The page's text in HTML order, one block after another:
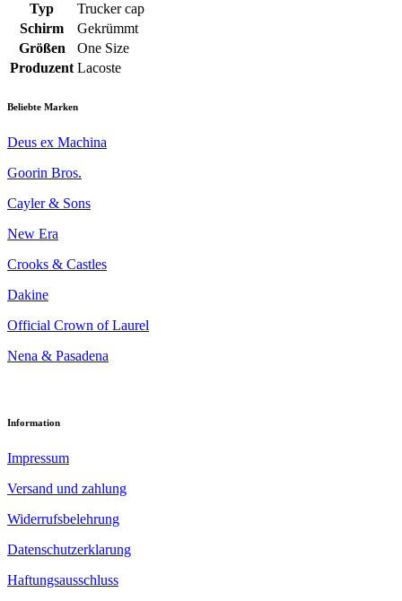
Typ
Trucker cap
Schirm
Gekrümmt
Größen
One Size
Produzent Lacoste
Beliebte Marken
Deus ex Machina
Goorin Bros.
Cayler & Sons
New Era
Crooks & Castles
Dakine
Official Crown of Laurel
Nena & Pasadena
Information
Impressum
Versand und zahlung
Widerrufsbelehrung
Datenschutzerklarung
Haftungsausschluss